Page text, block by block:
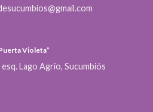
Violeta”
Lago Agrio, Sucumbiós